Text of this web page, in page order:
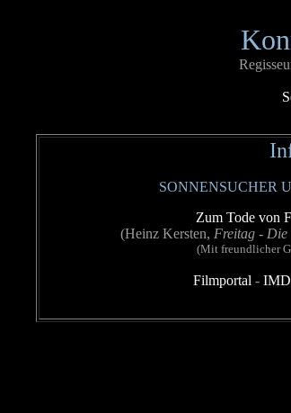
SONNENSUCHER
Zum Tode von
(Heinz Kersten, Freitag - Die
(Mit freundlicher
Filmportal -